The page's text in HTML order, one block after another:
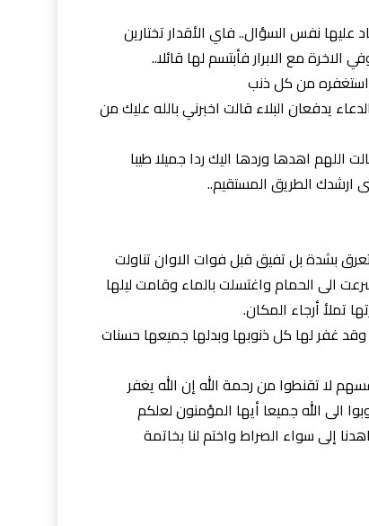
نفس السؤال.. فاي الأقدار تختارين
الاخرة مع الابرار فأبتسم لها قائلا..
من كل ذنب
يدفعان البلاء قالت اخبرني بالله عليك من
اللهم اهدها وردها اليك ردا جميلا طيبا
ارشدك الطريق المستقيم..
بشدة بل تفيق قبل فوات الاوان تناولت
الى الحمام واغتسلت بالماء وقامت ليلها
تملأ أرجاء المكان.
غفر لها كل ذنوبها وبدلها جميعها حسنات
لا تقنطوا من رحمة الله إن الله يغفر
الى الله جميعا أيها المؤمنون لعلكم
إلى سواء الصراط واختم لنا بخاتمة